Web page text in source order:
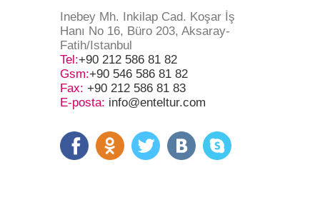
Inebey Mh. Inkilap Cad. Koşar İş
Hanı No 16, Büro 203, Aksaray-
Fatih/Istanbul
Tel:+90 212 586 81 82
Gsm:+90 546 586 81 82
Fax: +90 212 586 81 83
E-posta: info@enteltur.com